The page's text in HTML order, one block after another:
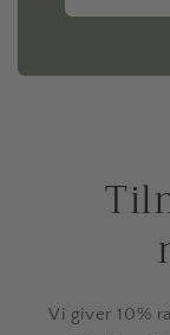
Vi giver 10%